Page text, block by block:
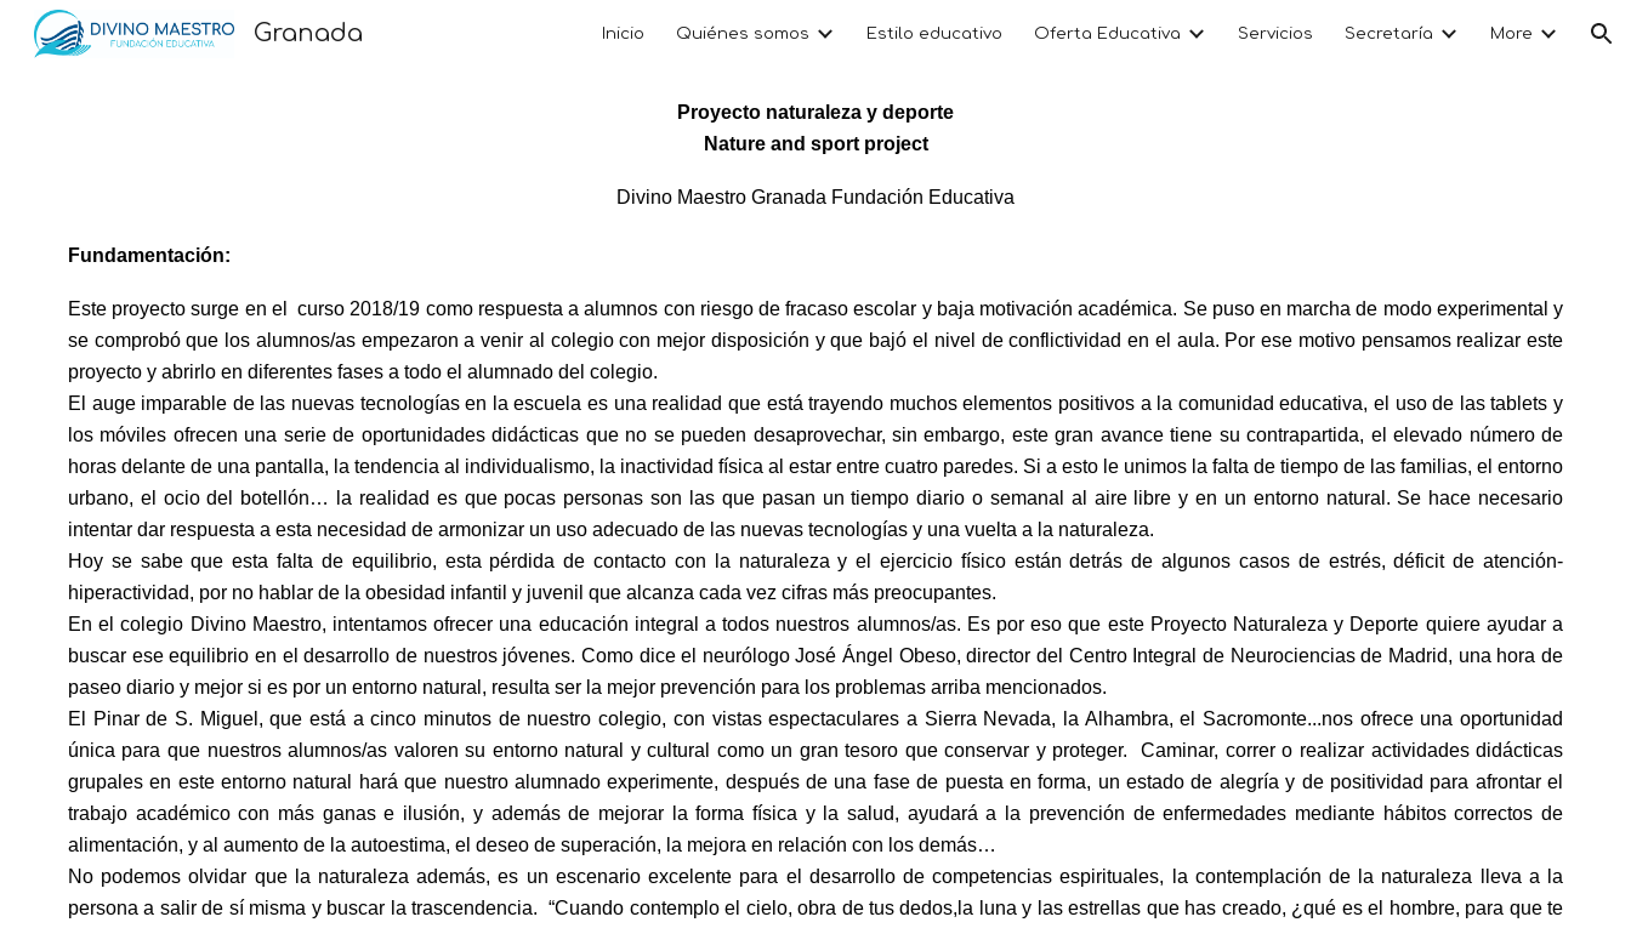
Skip to main content Skip to navigation
Granada Inicio Quiénes somos Estilo educativo Oferta Educativa Servicios Secretaría More
Proyecto naturaleza y deporte
Nature and sport project
Divino Maestro Granada Fundación Educativa
Fundamentación:
Este proyecto surge en el curso 2018/19 como respuesta a alumnos con riesgo de fracaso escolar y baja motivación académica. Se puso en marcha de modo experimental y
se comprobó que los alumnos/as empezaron a venir al colegio con mejor disposición y que bajó el nivel de conflictividad en el aula. Por ese motivo pensamos realizar este
proyecto y abrirlo en diferentes fases a todo el alumnado del colegio.
El auge imparable de las nuevas tecnologías en la escuela es una realidad que está trayendo muchos elementos positivos a la comunidad educativa, el uso de las tablets y
los móviles ofrecen una serie de oportunidades didácticas que no se pueden desaprovechar, sin embargo, este gran avance tiene su contrapartida, el elevado número de
horas delante de una pantalla, la tendencia al individualismo, la inactividad física al estar entre cuatro paredes. Si a esto le unimos la falta de tiempo de las familias, el entorno
urbano, el ocio del botellón… la realidad es que pocas personas son las que pasan un tiempo diario o semanal al aire libre y en un entorno natural. Se hace necesario
intentar dar respuesta a esta necesidad de armonizar un uso adecuado de las nuevas tecnologías y una vuelta a la naturaleza.
Hoy se sabe que esta falta de equilibrio, esta pérdida de contacto con la naturaleza y el ejercicio físico están detrás de algunos casos de estrés, déficit de atención-
hiperactividad, por no hablar de la obesidad infantil y juvenil que alcanza cada vez cifras más preocupantes.
En el colegio Divino Maestro, intentamos ofrecer una educación integral a todos nuestros alumnos/as. Es por eso que este Proyecto Naturaleza y Deporte quiere ayudar a
buscar ese equilibrio en el desarrollo de nuestros jóvenes. Como dice el neurólogo José Ángel Obeso, director del Centro Integral de Neurociencias de Madrid, una hora de
paseo diario y mejor si es por un entorno natural, resulta ser la mejor prevención para los problemas arriba mencionados.
El Pinar de S. Miguel, que está a cinco minutos de nuestro colegio, con vistas espectaculares a Sierra Nevada, la Alhambra, el Sacromonte...nos ofrece una oportunidad
única para que nuestros alumnos/as valoren su entorno natural y cultural como un gran tesoro que conservar y proteger. Caminar, correr o realizar actividades didácticas
grupales en este entorno natural hará que nuestro alumnado experimente, después de una fase de puesta en forma, un estado de alegría y de positividad para afrontar el
trabajo académico con más ganas e ilusión, y además de mejorar la forma física y la salud, ayudará a la prevención de enfermedades mediante hábitos correctos de
alimentación, y al aumento de la autoestima, el deseo de superación, la mejora en relación con los demás…
No podemos olvidar que la naturaleza además, es un escenario excelente para el desarrollo de competencias espirituales, la contemplación de la naturaleza lleva a la
persona a salir de sí misma y buscar la trascendencia. “Cuando contemplo el cielo, obra de tus dedos,la luna y las estrellas que has creado, ¿qué es el hombre, para que te